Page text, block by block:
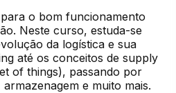
o bom funcionamento
Neste curso, estuda-se
da logística e sua
até os conceitos de supply
of things), passando por
e muito mais.